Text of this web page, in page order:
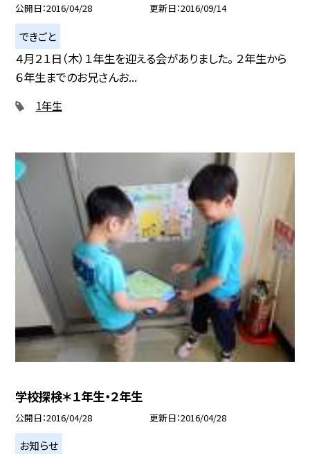
公開日 2016/04/28 更新日 2016/09/14
できごと
４月２１日（木）１年生を迎える会がありました。 ２年生から
６年生までのお兄さんお...
1年生
学校探検＊１年生・２年生
公開日 2016/04/28 更新日 2016/04/28
お知らせ